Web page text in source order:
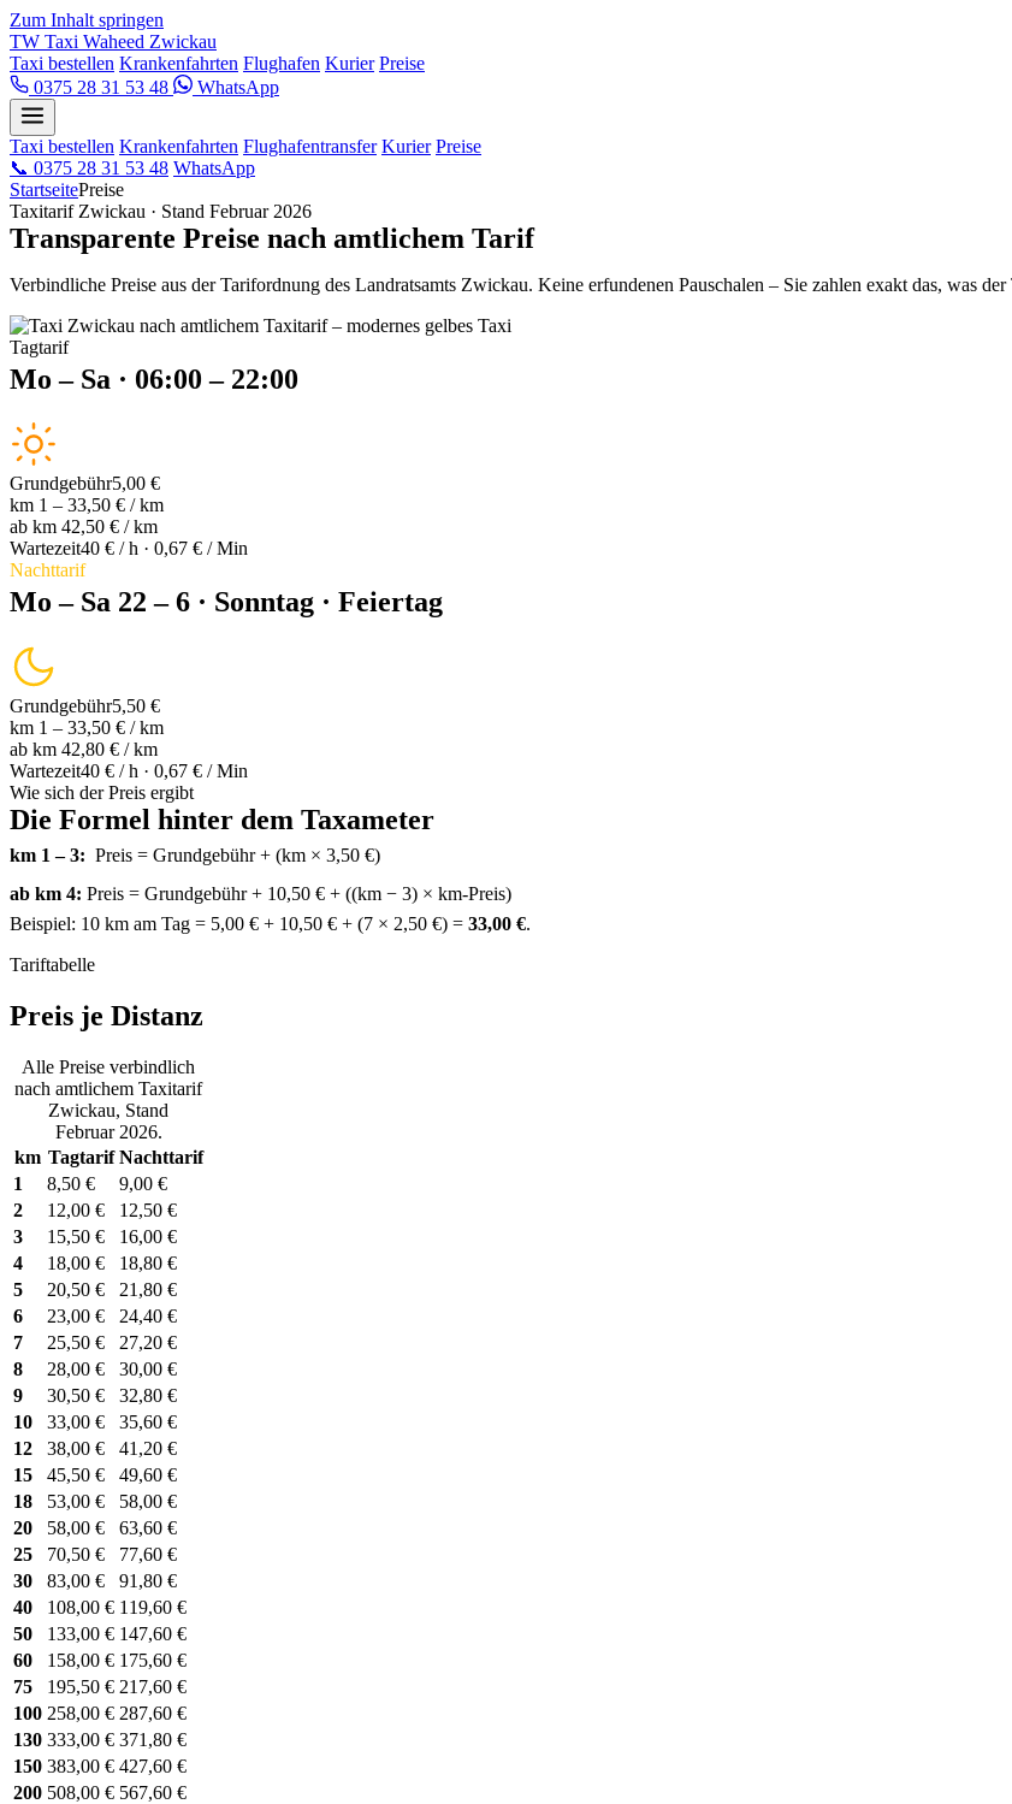
Zum Inhalt springen
TW Taxi Waheed Zwickau
Taxi bestellen Krankenfahrten Flughafen Kurier Preise
0375 28 31 53 48
WhatsApp
Taxi bestellen Krankenfahrten Flughafentransfer Kurier Preise
📞 0375 28 31 53 48 WhatsApp
StartseitePreise
Taxitarif Zwickau · Stand Februar 2026
Transparente Preise nach amtlichem Tarif
Verbindliche Preise aus der Tarifordnung des Landratsamts Zwickau. Keine erfundenen Pauschalen – Sie zahlen exakt das, was der
Tagtarif
Mo – Sa · 06:00 – 22:00
Grundgebühr5,00 €
km 1 – 33,50 € / km
ab km 42,50 € / km
Wartezeit40 € / h · 0,67 € / Min
Nachttarif
Mo – Sa 22 – 6 · Sonntag · Feiertag
Grundgebühr5,50 €
km 1 – 33,50 € / km
ab km 42,80 € / km
Wartezeit40 € / h · 0,67 € / Min
Wie sich der Preis ergibt
Die Formel hinter dem Taxameter
km 1 – 3: Preis = Grundgebühr + (km × 3,50 €)
ab km 4: Preis = Grundgebühr + 10,50 € + ((km − 3) × km-Preis)
Beispiel: 10 km am Tag = 5,00 € + 10,50 € + (7 × 2,50 €) = 33,00 €.
Tariftabelle
Preis je Distanz
km Tagtarif Nachttarif
1
8,50 €
9,00 €
2
12,00 €
12,50 €
3
15,50 €
16,00 €
4
18,00 €
18,80 €
5
20,50 €
21,80 €
6
23,00 €
24,40 €
7
25,50 €
27,20 €
8
28,00 €
30,00 €
9
30,50 €
32,80 €
10
33,00 €
35,60 €
12
38,00 €
41,20 €
15
45,50 €
49,60 €
18
53,00 €
58,00 €
20
58,00 €
63,60 €
25
70,50 €
77,60 €
30
83,00 €
91,80 €
40
108,00 € 119,60 €
50
133,00 € 147,60 €
60
158,00 € 175,60 €
75
195,50 € 217,60 €
100 258,00 € 287,60 €
130 333,00 € 371,80 €
150 383,00 € 427,60 €
200 508,00 € 567,60 €
Alle Preise verbindlich
nach amtlichem Taxitarif
Zwickau, Stand
Februar 2026.